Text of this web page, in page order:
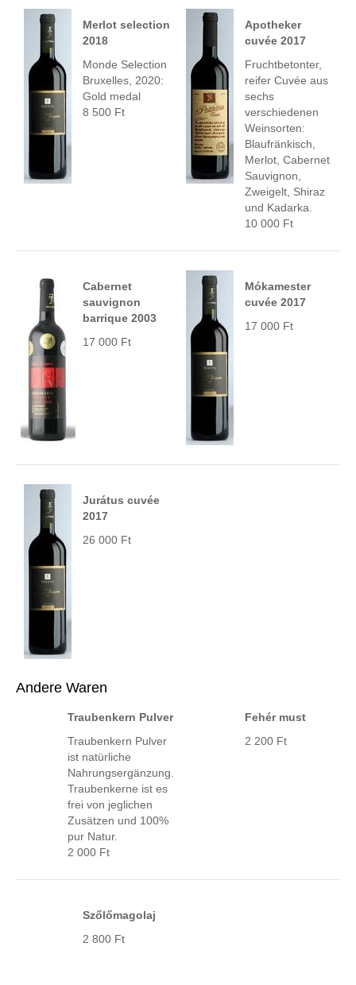
Merlot selection
2018
Monde Selection
Bruxelles, 2020:
Gold medal
8 500 Ft
Apotheker
cuvée 2017
Fruchtbetonter,
reifer Cuvée aus
sechs
verschiedenen
Weinsorten:
Blaufränkisch,
Merlot, Cabernet
Sauvignon,
Zweigelt, Shiraz
und Kadarka.
10 000 Ft
Cabernet
sauvignon
barrique 2003
17 000 Ft
Mókamester
cuvée 2017
17 000 Ft
Jurátus cuvée
2017
26 000 Ft
Andere Waren
Traubenkern Pulver
Traubenkern Pulver
ist natürliche
Nahrungsergänzung.
Traubenkerne ist es
frei von jeglichen
Zusätzen und 100%
pur Natur.
2 000 Ft
Fehér must
2 200 Ft
Szőlőmagolaj
2 800 Ft